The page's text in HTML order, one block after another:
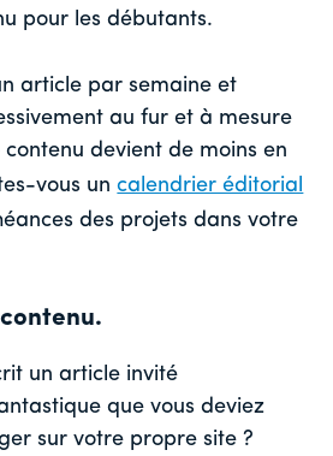
pour les débutants.
article par semaine et
au fur et à mesure
devient de moins en
vous uncalendrier éditorial
des projets dans votre
un article invité
que vous deviez
sur votre propre site ?